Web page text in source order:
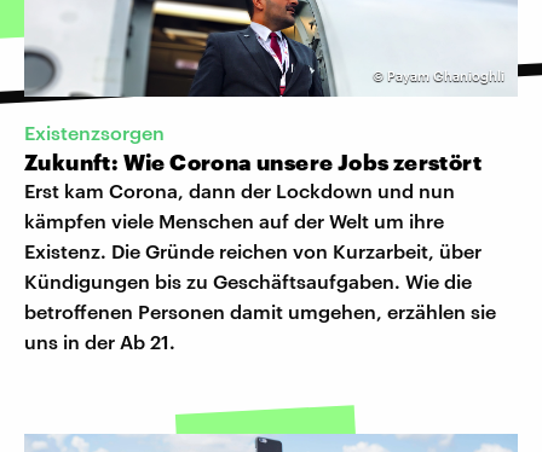
© Payam Ghanioghli
Existenzsorgen
Zukunft: Wie Corona unsere Jobs zerstört
Erst kam Corona, dann der Lockdown und nun
kämpfen viele Menschen auf der Welt um ihre
Existenz. Die Gründe reichen von Kurzarbeit, über
Kündigungen bis zu Geschäftsaufgaben. Wie die
betroffenen Personen damit umgehen, erzählen sie
uns in der Ab 21.